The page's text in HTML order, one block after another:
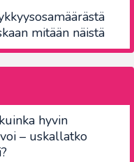
mitään näistä
hyvin
– uskallatko